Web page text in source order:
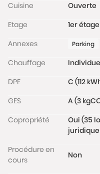
www.georisques.gouv.fr
Cuisine
Ouverte
Etage
1er étage
Annexes
Parking
Chauffage
DPE
C (112
GES
A (3
Copropriété
Oui (35
Procédure en
cours
Non